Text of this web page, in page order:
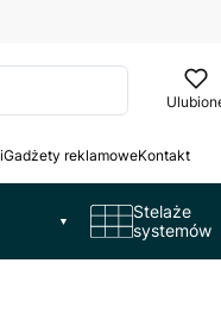
Gadżety reklamoweKontakt
▼
Stelaże
systemów